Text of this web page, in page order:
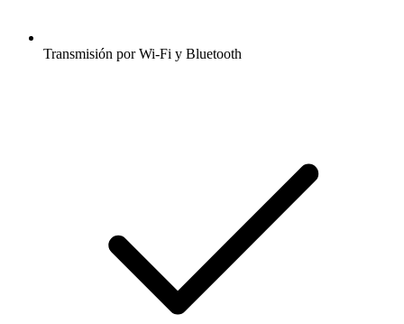
Transmisión por Wi-Fi y Bluetooth